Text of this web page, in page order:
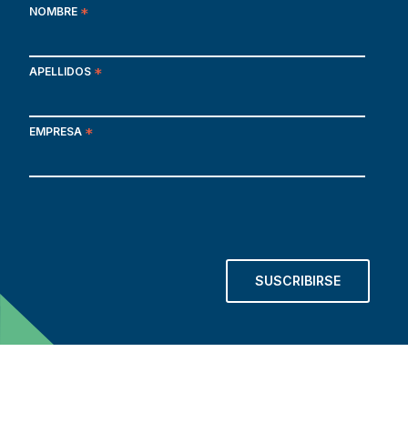
NOMBRE *
APELLIDOS *
EMPRESA *